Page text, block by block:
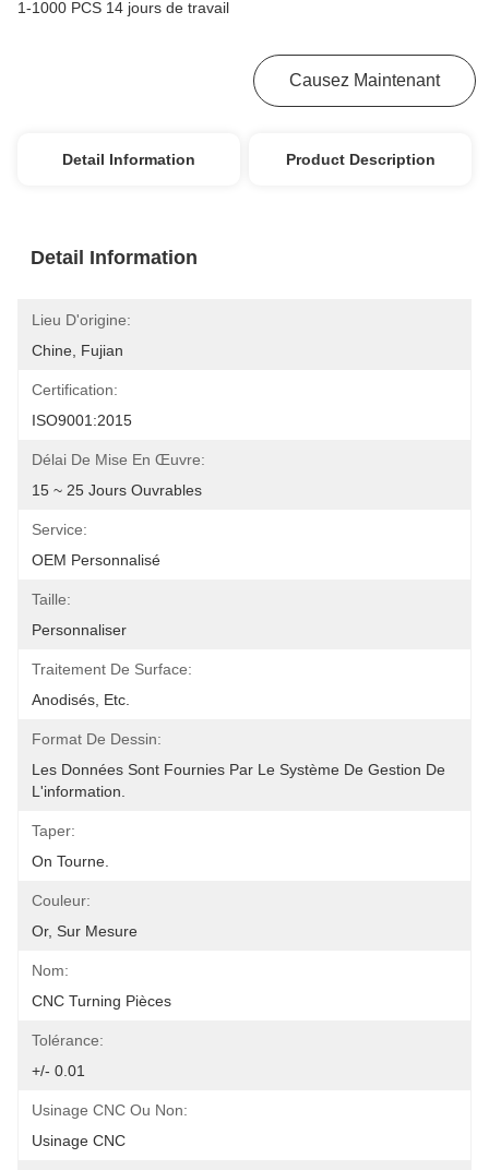
1-1000 PCS 14 jours de travail
Causez Maintenant
Detail Information Product Description
Detail Information
Lieu D'origine:
Chine, Fujian
Certification:
ISO9001:2015
Délai De Mise En Œuvre:
15 ~ 25 Jours Ouvrables
Service:
OEM Personnalisé
Taille:
Personnaliser
Traitement De Surface:
Anodisés, Etc.
Format De Dessin:
Les Données Sont Fournies Par Le Système De Gestion De
L'information.
Taper:
On Tourne.
Couleur:
Or, Sur Mesure
Nom:
CNC Turning Pièces
Tolérance:
+/- 0.01
Usinage CNC Ou Non:
Usinage CNC